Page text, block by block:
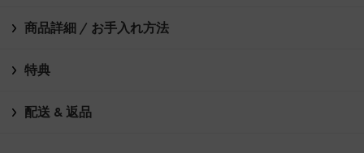
商品詳細 / お手入れ方法
特典
配送 & 返品